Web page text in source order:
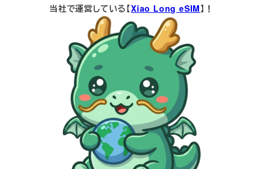
当社で運営している【Xiao Long eSIM】！